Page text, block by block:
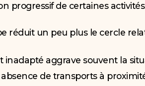
progressif de certaines
réduit un peu plus le cercle
inadapté aggrave souvent la
de transports à